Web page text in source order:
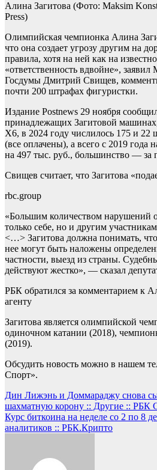
Алина Загитова (Фото: Maksim
Press)
Олимпийская чемпионка Алина
что она создает угрозу другим на
правила, хотя на ней как на
«ответственность вдвойне», заявил
Госдумы Дмитрий Свищев,
почти 200 штрафах фигуристки.
Издание Postnews 29 ноября
принадлежащих Загитовой
X6, в 2024 году числилось 175 и 22
(все оплачены), а всего с 2019 года
на 497 тыс. руб., большинство — за
Свищев считает, что Загитова
rbc.group
«Большим количеством нарушений
только себе, но и другим
<…> Загитова должна понимать,
нее могут быть наложены
частности, выезд из страны.
действуют жестко», — сказал
РБК обратился за комментарием к
агенту
Загитова является олимпийской
одиночном катании (2018),
(2019).
Обсудить новость можно в нашем
Спорт».
Навигация
по
записям
Дин Лижэнь и Доммараджу снова
шахматную корону :: Другие :: РБК
Курс биткоина на неделе со 2 по 8
аналитиков :: РБК.Крипто